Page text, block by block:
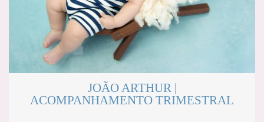
JOÃO ARTHUR |
ACOMPANHAMENTO TRIMESTRAL